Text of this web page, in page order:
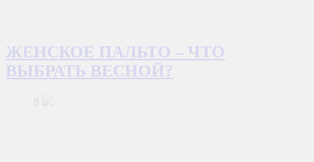
ЖЕНСКОЕ ПАЛЬТО – ЧТО
ВЫБРАТЬ ВЕСНОЙ?
8